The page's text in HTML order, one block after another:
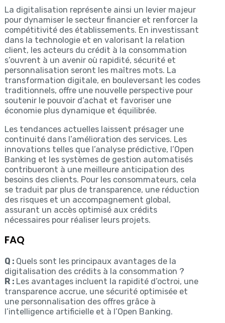
La digitalisation représente ainsi un levier majeur
pour dynamiser le secteur financier et renforcer la
compétitivité des établissements. En investissant
dans la technologie et en valorisant la relation
client, les acteurs du crédit à la consommation
s’ouvrent à un avenir où rapidité, sécurité et
personnalisation seront les maîtres mots. La
transformation digitale, en bouleversant les codes
traditionnels, offre une nouvelle perspective pour
soutenir le pouvoir d’achat et favoriser une
économie plus dynamique et équilibrée.
Les tendances actuelles laissent présager une
continuité dans l’amélioration des services. Les
innovations telles que l’analyse prédictive, l’Open
Banking et les systèmes de gestion automatisés
contribueront à une meilleure anticipation des
besoins des clients. Pour les consommateurs, cela
se traduit par plus de transparence, une réduction
des risques et un accompagnement global,
assurant un accès optimisé aux crédits
nécessaires pour réaliser leurs projets.
FAQ
Q :Quels sont les principaux avantages de la
digitalisation des crédits à la consommation ?
R :Les avantages incluent la rapidité d’octroi, une
transparence accrue, une sécurité optimisée et
une personnalisation des offres grâce à
l’intelligence artificielle et à l’Open Banking.